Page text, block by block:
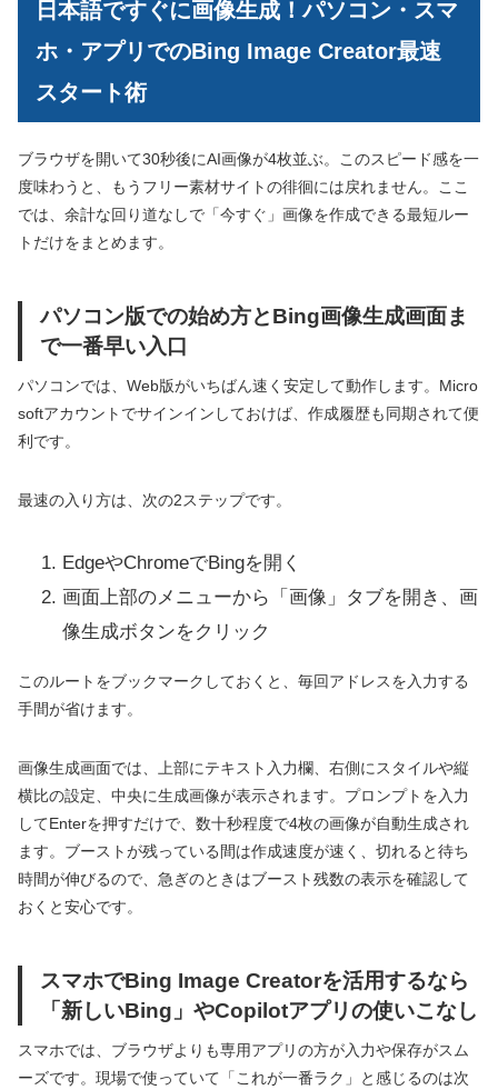
日本語ですぐに画像生成！パソコン・スマ
ホ・アプリでのBing Image Creator最速
スタート術
ブラウザを開いて30秒後にAI画像が4枚並ぶ。このスピード感を一
度味わうと、もうフリー素材サイトの徘徊には戻れません。ここ
では、余計な回り道なしで「今すぐ」画像を作成できる最短ルー
トだけをまとめます。
パソコン版での始め方とBing画像生成画面ま
で一番早い入口
パソコンでは、Web版がいちばん速く安定して動作します。Micro
softアカウントでサインインしておけば、作成履歴も同期されて便
利です。
最速の入り方は、次の2ステップです。
EdgeやChromeでBingを開く
画面上部のメニューから「画像」タブを開き、画
像生成ボタンをクリック
このルートをブックマークしておくと、毎回アドレスを入力する
手間が省けます。
画像生成画面では、上部にテキスト入力欄、右側にスタイルや縦
横比の設定、中央に生成画像が表示されます。プロンプトを入力
してEnterを押すだけで、数十秒程度で4枚の画像が自動生成され
ます。ブーストが残っている間は作成速度が速く、切れると待ち
時間が伸びるので、急ぎのときはブースト残数の表示を確認して
おくと安心です。
スマホでBing Image Creatorを活用するなら
「新しいBing」やCopilotアプリの使いこなし
スマホでは、ブラウザよりも専用アプリの方が入力や保存がスム
ーズです。現場で使っていて「これが一番ラク」と感じるのは次